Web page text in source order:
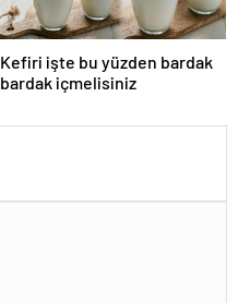
Kefiri işte bu yüzden bardak
bardak içmelisiniz